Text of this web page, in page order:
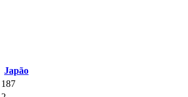
Japão
187